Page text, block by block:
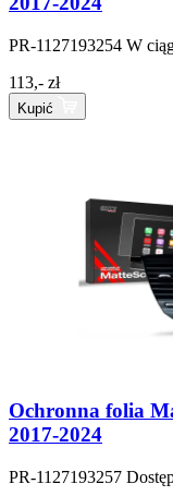
PR-1127193254 W
113,- zł
Kupić
Ochronna folia
2017-2024
PR-1127193257